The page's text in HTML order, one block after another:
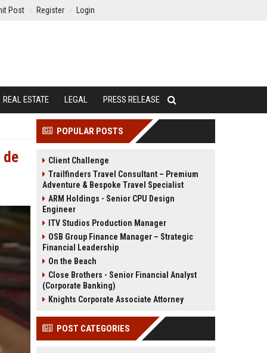
Post Register Login
REAL ESTATE LEGAL PRESS RELEASE
de
POPULAR POSTS
Client Challenge
Trailfinders Travel Consultant – Premium
Adventure & Bespoke Travel Specialist
ARM Holdings - Senior CPU Design
Engineer
ITV Studios Production Manager
OSB Group Finance Manager – Strategic
Financial Leadership
On the Beach
Close Brothers - Senior Financial Analyst
(Corporate Banking)
Knights Corporate Associate Attorney
POST CATEGORIES